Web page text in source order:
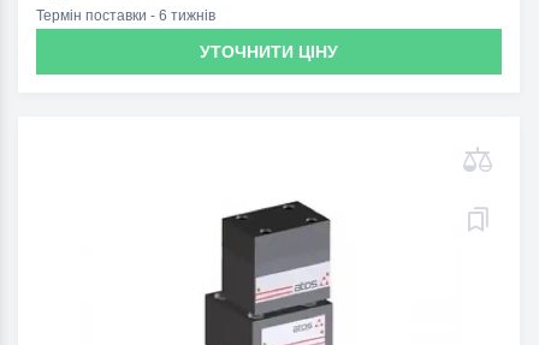
Термін поставки - 6 тижнів
УТОЧНИТИ ЦІНУ